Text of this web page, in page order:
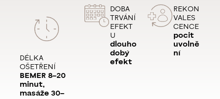
DÉLKA
OŠETŘENÍ
BEMER 8–20
minut,
masáže 30–
DOBA
TRVÁNÍ
EFEKT
U
dlouho
dobý
efekt
REKON
VALES
CENCE
pocit
uvolně
ní